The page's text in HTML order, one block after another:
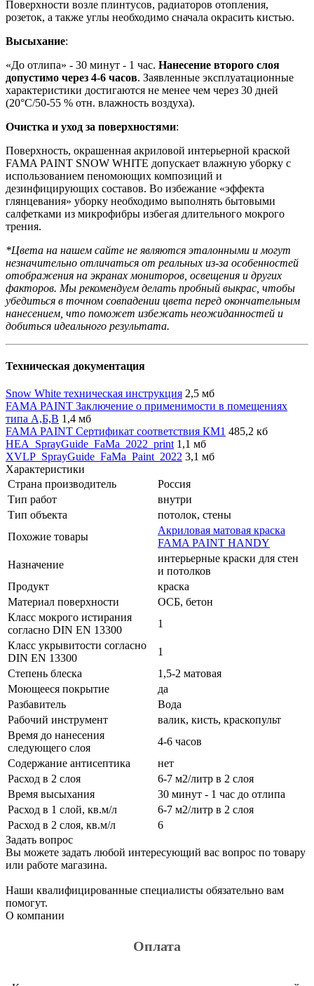
Поверхности возле плинтусов, радиаторов отопления,
розеток, а также углы необходимо сначала окрасить кистью.
Высыхание:
«До отлипа» - 30 минут - 1 час. Нанесение второго слоя
допустимо через 4-6 часов. Заявленные эксплуатационные
характеристики достигаются не менее чем через 30 дней
(20°C/50-55 % отн. влажность воздуха).
Очистка и уход за поверхностями:
Поверхность, окрашенная акриловой интерьерной краской
FAMA PAINT SNOW WHITE допускает влажную уборку с
использованием пеномоющих композиций и
дезинфицирующих составов. Во избежание «эффекта
глянцевания» уборку необходимо выполнять бытовыми
салфетками из микрофибры избегая длительного мокрого
трения.
*Цвета на нашем сайте не являются эталонными и могут
незначительно отличаться от реальных из-за особенностей
отображения на экранах мониторов, освещения и других
факторов. Мы рекомендуем делать пробный выкрас, чтобы
убедиться в точном совпадении цвета перед окончательным
нанесением, что поможет избежать неожиданностей и
добиться идеального результата.
Техническая документация
Snow White техническая инструкция 2,5 мб
FAMA PAINT Заключение о применимости в помещениях
типа А,Б,В 1,4 мб
FAMA PAINT Сертификат соответствия КМ1 485,2 кб
HEA_SprayGuide_FaMa_2022_print 1,1 мб
XVLP_SprayGuide_FaMa_Paint_2022 3,1 мб
Характеристики
Страна производитель
Россия
Тип работ
внутри
Тип объекта
потолок, стены
Похожие товары
Акриловая матовая краска
FAMA PAINT HANDY
Назначение
интерьерные краски для стен
и потолков
Продукт
краска
Материал поверхности
ОСБ, бетон
Класс мокрого истирания
согласно DIN EN 13300
1
Класс укрывитости согласно
DIN EN 13300
1
Степень блеска
1,5-2 матовая
Моющееся покрытие
да
Разбавитель
Вода
Рабочий инструмент
валик, кисть, краскопульт
Время до нанесения
следующего слоя
4-6 часов
Содержание антисептика
нет
Расход в 2 слоя
6-7 м2/литр в 2 слоя
Время высыхания
30 минут - 1 час до отлипа
Расход в 1 слой, кв.м/л
6-7 м2/литр в 2 слоя
Расход в 2 слоя, кв.м/л
6
Задать вопрос
Вы можете задать любой интересующий вас вопрос по товару
или работе магазина.
Наши квалифицированные специалисты обязательно вам
помогут.
О компании
Оплата